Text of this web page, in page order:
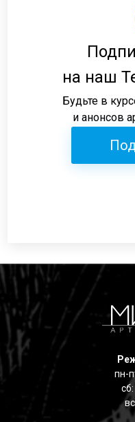
на наш
Будьте в
и анонсов
пн-